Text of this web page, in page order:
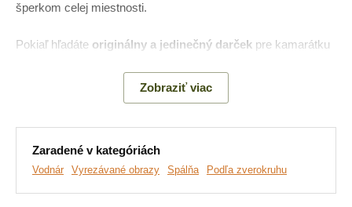
šperkom celej miestnosti.
Pokiaľ hľadáte originálny a jedinečný darček pre kamarátku
Hlavné výhody produktu:
Krásna dekorácia na stenu
Zobraziť viac
Zaradené v kategóriách
Vodnár Vyrezávané obrazy Spálňa Podľa zverokruhu